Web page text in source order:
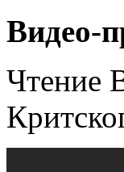
Видео-
Чтение